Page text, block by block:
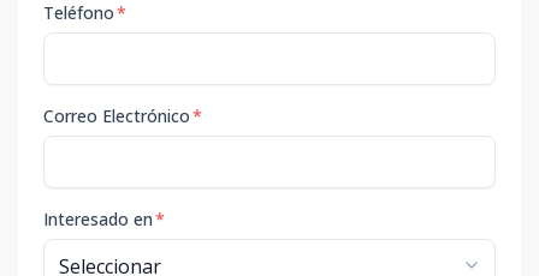
Teléfono*
Correo Electrónico*
Interesado en*